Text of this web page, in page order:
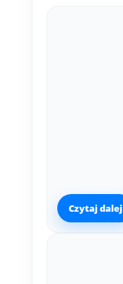
Czytaj dalej